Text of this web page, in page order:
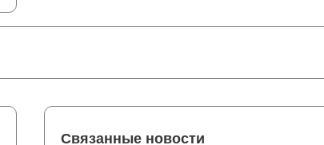
Связанные новости